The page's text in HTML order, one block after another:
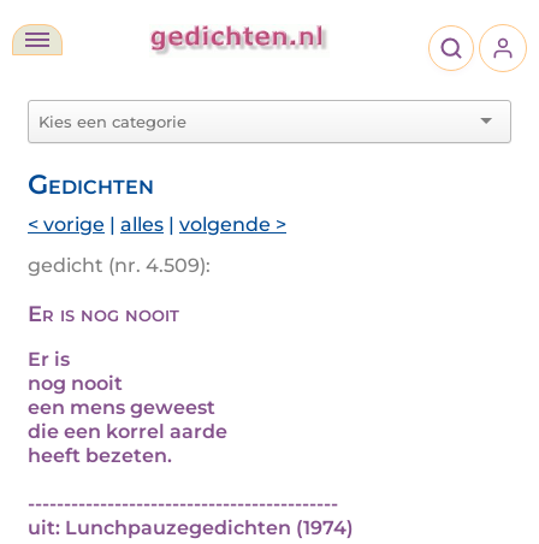
Gedichten
< vorige | alles | volgende >
gedicht (nr. 4.509):
Er is nog nooit
Er is
nog nooit
een mens geweest
die een korrel aarde
heeft bezeten.
-------------------------------------------
uit: Lunchpauzegedichten (1974)